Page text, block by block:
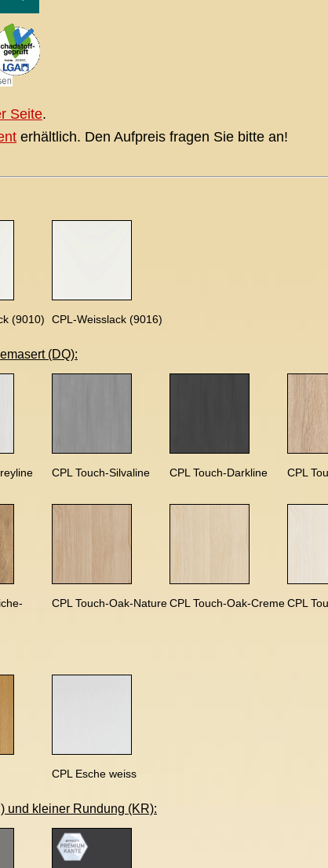
Seite.
erhältlich. Den Aufpreis fragen Sie bitte an!
(9010) CPL-Weisslack (9016)
(DQ):
CPL Touch-Silvaline CPL Touch-Darkline CPL
CPL Touch-Oak-NatureCPL Touch-Oak-CremeCPL
CPL Esche weiss
und kleiner Rundung (KR):